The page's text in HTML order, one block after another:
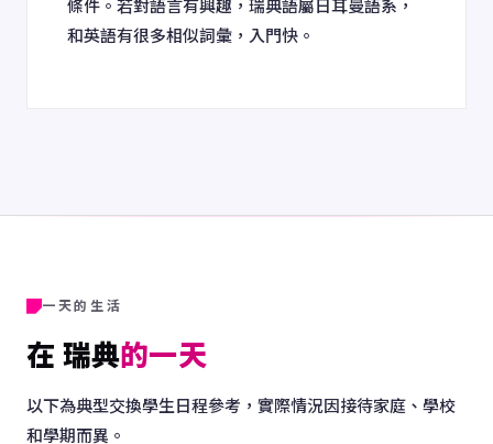
條件。若對語言有興趣，瑞典語屬日耳曼語系，
和英語有很多相似詞彙，入門快。
一天的生活
在 瑞典的一天
以下為典型交換學生日程參考，實際情況因接待家庭、學校
和學期而異。